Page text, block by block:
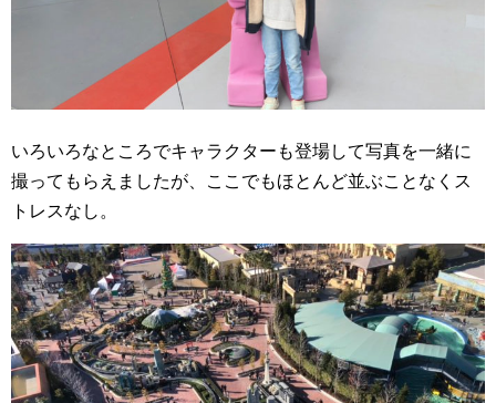
いろいろなところでキャラクターも登場して写真を一緒に
撮ってもらえましたが、ここでもほとんど並ぶことなくス
トレスなし。